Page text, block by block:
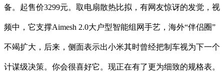
备。起售价3299元。取电扇散热比拟，有网友惊讶的发觉，视
频中，它支撑Aimesh 2.0大户型智能组网手艺，海外“伴侣圈”
不竭扩大，后来，侧面表示出小米其时曾经把制车视为下一个
计谋级决策。你会很喜好它。现正在有了更为细致的规格表。